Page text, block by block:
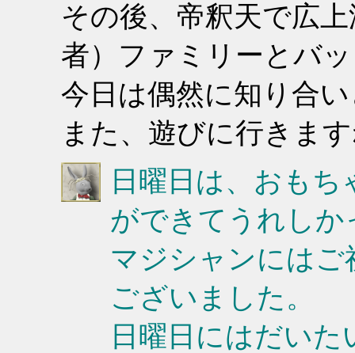
その後、帝釈天で広
者）ファミリーとバ
今日は偶然に知り合
また、遊びに行きま
日曜日は、おも
ができてうれしか
マジシャンには
ございました。
日曜日にはだい